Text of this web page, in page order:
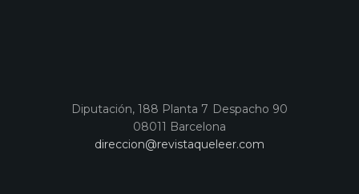
Diputación, 188 Planta 7 Despacho 90
08011 Barcelona
direccion@revistaqueleer.com